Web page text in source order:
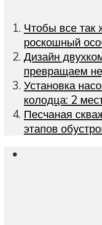
Чтобы все так
роскошный
Дизайн
превращаем
Установка
колодца: 2
Песчаная
этапов